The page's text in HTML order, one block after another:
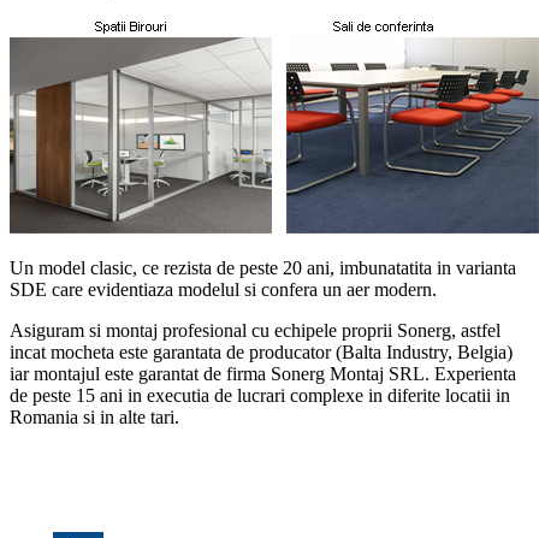
Un model clasic, ce rezista de peste 20 ani, imbunatatita in varianta
SDE care evidentiaza modelul si confera un aer modern.
Asiguram si montaj profesional cu echipele proprii Sonerg, astfel
incat mocheta este garantata de producator (Balta Industry, Belgia)
iar montajul este garantat de firma Sonerg Montaj SRL. Experienta
de peste 15 ani in executia de lucrari complexe in diferite locatii in
Romania si in alte tari.